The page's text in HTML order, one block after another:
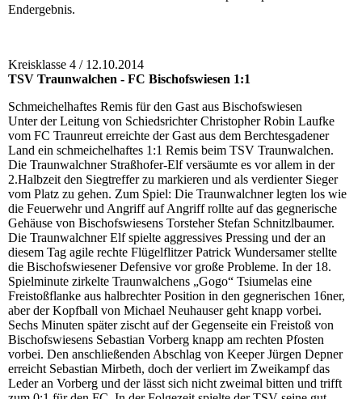
Endergebnis.
Kreisklasse 4 / 12.10.2014
TSV Traunwalchen - FC Bischofswiesen 1:1
Schmeichelhaftes Remis für den Gast aus Bischofswiesen
Unter der Leitung von Schiedsrichter Christopher Robin Laufke
vom FC Traunreut erreichte der Gast aus dem Berchtesgadener
Land ein schmeichelhaftes 1:1 Remis beim TSV Traunwalchen.
Die Traunwalchner Straßhofer-Elf versäumte es vor allem in der
2.Halbzeit den Siegtreffer zu markieren und als verdienter Sieger
vom Platz zu gehen. Zum Spiel: Die Traunwalchner legten los wie
die Feuerwehr und Angriff auf Angriff rollte auf das gegnerische
Gehäuse von Bischofswiesens Torsteher Stefan Schnitzlbaumer.
Die Traunwalchner Elf spielte aggressives Pressing und der an
diesem Tag agile rechte Flügelflitzer Patrick Wundersamer stellte
die Bischofswiesener Defensive vor große Probleme. In der 18.
Spielminute zirkelte Traunwalchens „Gogo“ Tsiumelas eine
Freistoßflanke aus halbrechter Position in den gegnerischen 16ner,
aber der Kopfball von Michael Neuhauser geht knapp vorbei.
Sechs Minuten später zischt auf der Gegenseite ein Freistoß von
Bischofswiesens Sebastian Vorberg knapp am rechten Pfosten
vorbei. Den anschließenden Abschlag von Keeper Jürgen Depner
erreicht Sebastian Mirbeth, doch der verliert im Zweikampf das
Leder an Vorberg und der lässt sich nicht zweimal bitten und trifft